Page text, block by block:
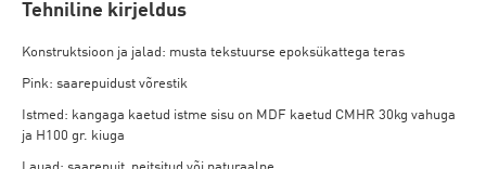
Tehniline kirjeldus
Konstruktsioon ja jalad: musta tekstuurse epoksükattega teras
Pink: saarepuidust võrestik
Istmed: kangaga kaetud istme sisu on MDF kaetud CMHR 30kg vahuga
ja H100 gr. kiuga